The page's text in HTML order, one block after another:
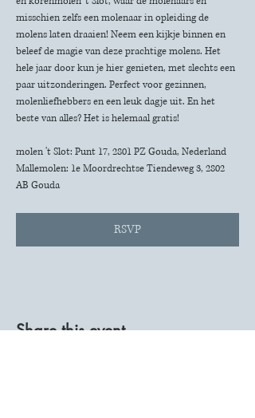
misschien zelfs een molenaar in opleiding de
molens laten draaien! Neem een kijkje binnen en
beleef de magie van deze prachtige molens. Het
hele jaar door kun je hier genieten, met slechts een
paar uitzonderingen. Perfect voor gezinnen,
molenliefhebbers en een leuk dagje uit. En het
beste van alles? Het is helemaal gratis!
molen 't Slot: Punt 17, 2801 PZ Gouda, Nederland
Mallemolen: 1e Moordrechtse Tiendeweg 3, 2802
AB Gouda
RSVP
Share this event